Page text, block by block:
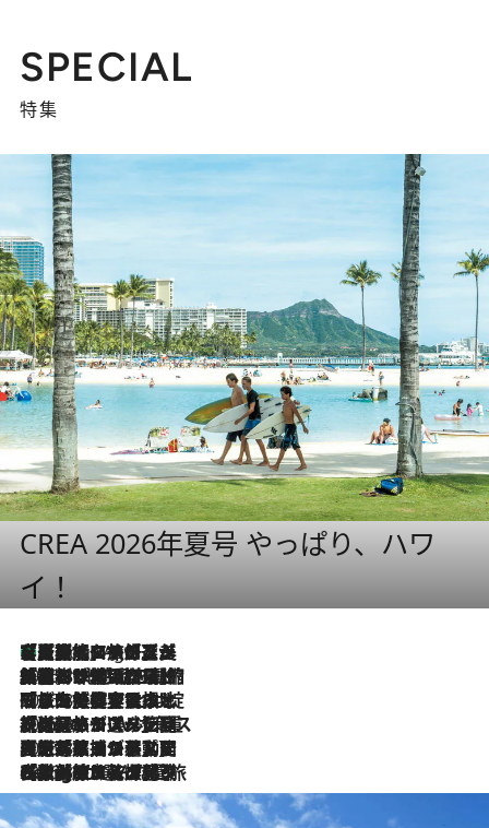
SPECIAL
特集
CREA 2026年夏号 やっぱり、ハワ
イ！
1 Hour Ago
【厳選旅コスメ】「多機能アイテムがメイン！」旅好き美容エディターが選んだ夏旅ベストコスメを発表【Mサイズジップ】
2026.8.6
「荷物が増えるほど旅ストレスは増す」美容ジャーナリストがたどり着いた最終結論。“化粧品を劇的に減らす”感動の凝縮美容とは
2026.8.6
「旅先には金髪ウィッグを持参」日本と同じメイクでは損してる!? 美容ジャーナリストが提案する“掟破りの旅美容”とは
2026.8.6
【厳選旅コスメ】「身軽さ＆UV対策重視！」ヘアアーティストshucoが選んだ夏旅ベストコスメを発表【Mサイズジップ】
2026.8.5
【厳選旅コスメ】国内をあちこち移動する河井菜摘が選んだ夏旅ベストコスメ発表！「リラックスアイテムはマスト」【Mサイズジップ】
2026.8.4
【厳選旅コスメ】「紫外線＆乾燥対策しながらメイク感も！」ヘア＆メイクGeorgeが選んだ夏旅ベストコスメを発表！【Mサイズジップ】